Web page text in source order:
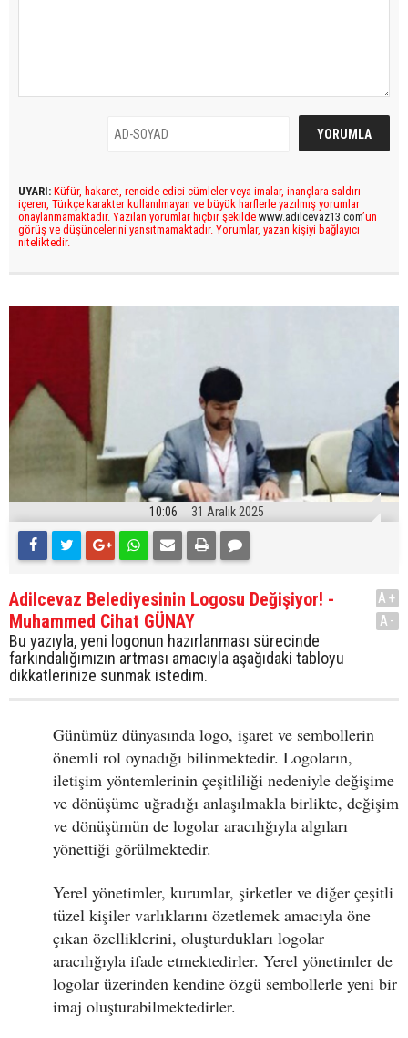
UYARI: Küfür, hakaret, rencide edici cümleler veya imalar, inançlara saldırı
içeren, Türkçe karakter kullanılmayan ve büyük harflerle yazılmış yorumlar
onaylanmamaktadır. Yazılan yorumlar hiçbir şekilde www.adilcevaz13.com’un
görüş ve düşüncelerini yansıtmamaktadır. Yorumlar, yazan kişiyi bağlayıcı
niteliktedir.
10:06 31 Aralık 2025
Adilcevaz Belediyesinin Logosu Değişiyor! -
Muhammed Cihat GÜNAY
Bu yazıyla, yeni logonun hazırlanması sürecinde
farkındalığımızın artması amacıyla aşağıdaki tabloyu
dikkatlerinize sunmak istedim.
A+
A-
Günümüz dünyasında logo, işaret ve sembollerin
önemli rol oynadığı bilinmektedir. Logoların,
iletişim yöntemlerinin çeşitliliği nedeniyle değişime
ve dönüşüme uğradığı anlaşılmakla birlikte, değişim
ve dönüşümün de logolar aracılığıyla algıları
yönettiği görülmektedir.
Yerel yönetimler, kurumlar, şirketler ve diğer çeşitli
tüzel kişiler varlıklarını özetlemek amacıyla öne
çıkan özelliklerini, oluşturdukları logolar
aracılığıyla ifade etmektedirler. Yerel yönetimler de
logolar üzerinden kendine özgü sembollerle yeni bir
imaj oluşturabilmektedirler.